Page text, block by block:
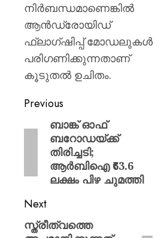
നിർബന്ധമാണെങ്കിൽ
ആൻഡ്രോയിഡ്
ഫ്ലാഗ്ഷിപ്പ് മോഡലുകൾ
പരിഗണിക്കുന്നതാണ്
കൂടുതൽ ഉചിതം.
Previous
ബാങ്ക് ഓഫ്
ബറോഡയ്ക്ക്
തിരിച്ചടി;
ആർബിഐ ₹63.6
ലക്ഷം പിഴ ചുമത്തി
Next
സ്ത്രീത്വത്തെ